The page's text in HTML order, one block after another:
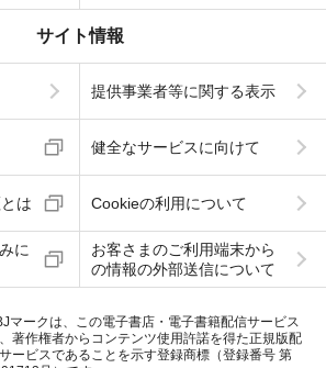
サイト情報
提供事業者等に関する表示
健全なサービスに向けて
は Cookieの利用について
に
お客さまのご利用端末から
の情報の外部送信について
マークは、この電子書店・電子書籍配信サービス
著作権者からコンテンツ使用許諾を得た正規版配
ービスであることを示す登録商標（登録番号 第